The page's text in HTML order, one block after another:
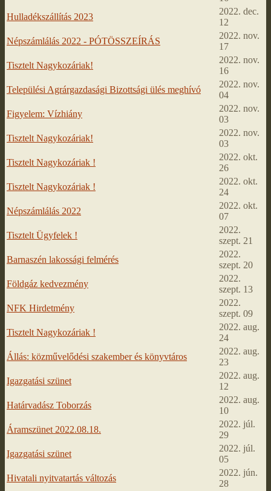
Hulladékszállítás 2023
2022. dec.
12
Népszámlálás 2022 - PÓTÖSSZEÍRÁS
2022. nov.
17
Tisztelt Nagykozáriak!
2022. nov.
16
Települési Agrárgazdasági Bizottsági ülés meghívó
2022. nov.
04
Figyelem: Vízhiány
2022. nov.
03
Tisztelt Nagykozáriak!
2022. nov.
03
Tisztelt Nagykozáriak !
2022. okt.
26
Tisztelt Nagykozáriak !
2022. okt.
24
Népszámlálás 2022
2022. okt.
07
Tisztelt Ügyfelek !
2022.
szept. 21
Barnaszén lakossági felmérés
2022.
szept. 20
Földgáz kedvezmény
2022.
szept. 13
NFK Hirdetmény
2022.
szept. 09
Tisztelt Nagykozáriak !
2022. aug.
24
Állás: közművelődési szakember és könyvtáros
2022. aug.
23
Igazgatási szünet
2022. aug.
12
Határvadász Toborzás
2022. aug.
10
Áramszünet 2022.08.18.
2022. júl.
29
Igazgatási szünet
2022. júl.
05
Hivatali nyitvatartás változás
2022. jún.
28